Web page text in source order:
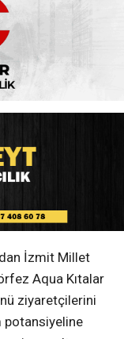
İzmit Millet
Aqua Kıtalar
ziyaretçilerini
potansiyeline